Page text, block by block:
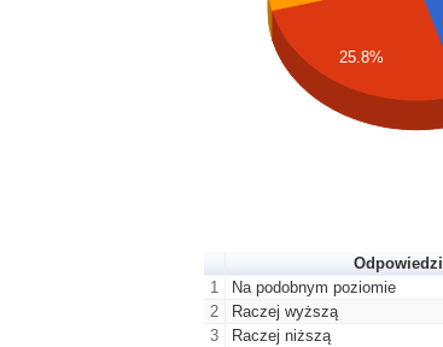
25.8%
Odpowiedzi
1
Na podobnym poziomie
2
Raczej wyższą
3
Raczej niższą